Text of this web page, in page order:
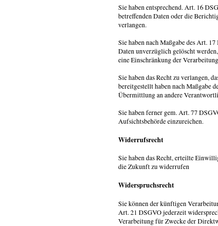
Sie haben entsprechend. Art. 16
betreffenden Daten oder die
verlangen.
Sie haben nach Maßgabe des Art.
Daten unverzüglich gelöscht
eine Einschränkung der
Sie haben das Recht zu verlangen,
bereitgestellt haben nach Maßgabe
Übermittlung an andere
Sie haben ferner gem. Art. 77
Aufsichtsbehörde einzureichen.
Widerrufsrecht
Sie haben das Recht, erteilte
die Zukunft zu widerrufen
Widerspruchsrecht
Sie können der künftigen
Art. 21 DSGVO jederzeit
Verarbeitung für Zwecke der